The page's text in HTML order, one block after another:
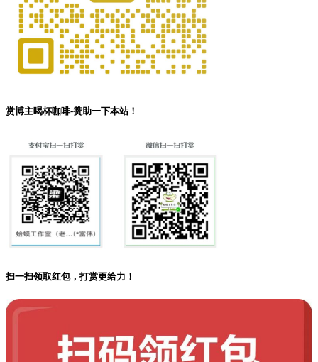
赏博主喝杯咖啡-赞助一下本站！
扫一扫领取红包，打赏更给力！